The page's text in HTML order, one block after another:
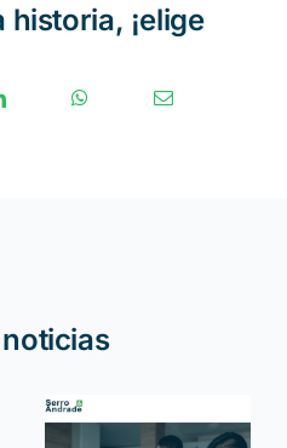
historia, ¡elige